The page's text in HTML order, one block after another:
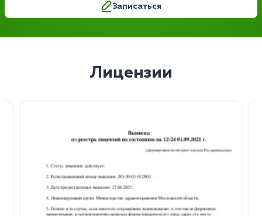
Записаться
Лицензии